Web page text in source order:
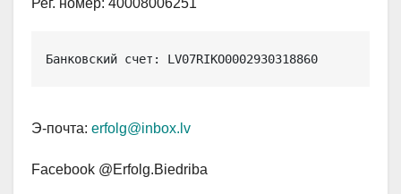
Рег. номер: 40008006251
Банковский счет: LV07RIKO0002930318860
Э-почта: erfolg@inbox.lv
Facebook @Erfolg.Biedriba